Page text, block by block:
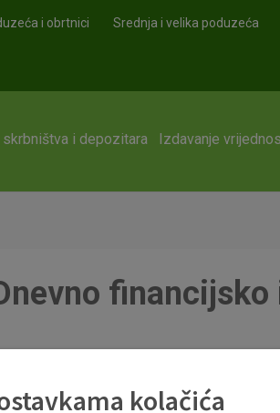
i obrtnici Srednja i velika poduzeća
i depozitara Izdavanje
financijsko
kolačića